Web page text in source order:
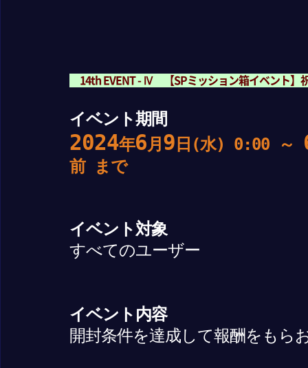
14th EVENT - Ⅳ 【SPミッション箱イベント】
イベント期間
2024年6月 9 日(水) 0:00 ～
前 まで
イベント対象
すべてのユーザー
イベント内容
開封条件を達成して報酬をもら